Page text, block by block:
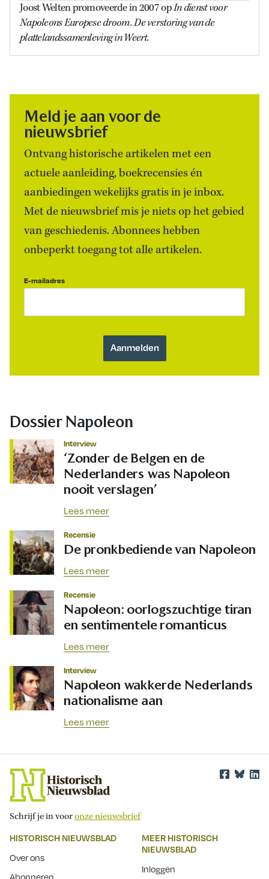
Joost Welten promoveerde in 2007 opIn dienst voor
Napoleons Europese droom. De verstoring van de
plattelandssamenleving in Weert.
Meld je aan voor de
nieuwsbrief
Ontvang historische artikelen met een
actuele aanleiding, boekrecensies én
aanbiedingen wekelijks gratis in je inbox.
Met de nieuwsbrief mis je niets op het gebied
van geschiedenis. Abonnees hebben
onbeperkt toegang tot alle artikelen.
E-mailadres
Dossier Napoleon
Interview
‘Zonder de Belgen en de
Nederlanders was Napoleon
nooit verslagen’
Lees meer
Recensie
De pronkbediende van Napoleon
Lees meer
Recensie
Napoleon: oorlogszuchtige tiran
en sentimentele romanticus
Lees meer
Interview
Napoleon wakkerde Nederlands
nationalisme aan
Lees meer
Schrijf je in vooronze nieuwsbrief
HISTORISCH NIEUWSBLAD
Over ons
Abonneren
MEER HISTORISCH
NIEUWSBLAD
Inloggen